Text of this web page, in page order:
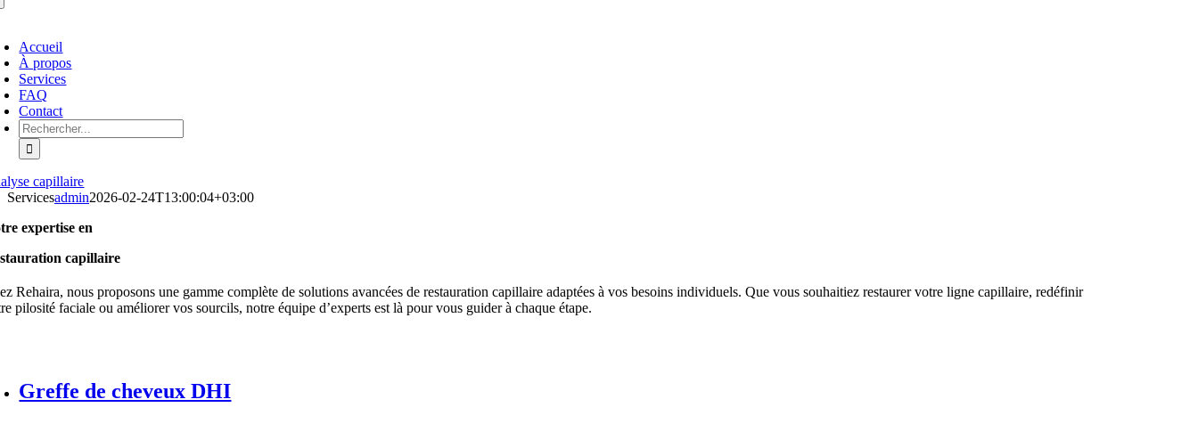
Accueil
À propos
Services
FAQ
Contact
Rechercher :
capillaire
Servicesadmin2026-02-24T13:00:04+03:00
expertise en
capillaire
Rehaira, nous proposons une gamme complète de solutions avancées de restauration capillaire adaptées à vos besoins individuels. Que vous souhaitiez restaurer votre ligne capillaire, redéfinir
pilosité faciale ou améliorer vos sourcils, notre équipe d’experts est là pour vous guider à chaque étape.
Greffe de cheveux DHI